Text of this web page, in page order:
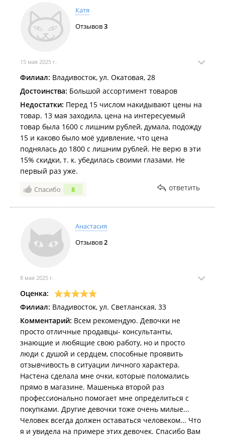
Катя
Отзывов3
15 мая 2025 г.
Филиал: Владивосток, ул. Окатовая, 28
Достоинства: Большой ассортимент товаров
Недостатки: Перед 15 числом накидывают цены на
товар. 13 мая заходила, цена на интересуемый
товар была 1600 с лишним рублей, думала, подожду
15 и каково было моё удивление, что цена
поднялась до 1800 с лишним рублей. Не верю в эти
15% скидки, т. к. убедилась своими глазами. Не
первый раз уже.
Спасибо 8 ответить
Анастасия
Отзывов2
8 мая 2025 г.
Оценка:
Филиал: Владивосток, ул. Светланская, 33
Комментарий: Всем рекомендую. Девочки не
просто отличные продавцы- консультанты,
знающие и любящие свою работу, но и просто
люди с душой и сердцем, способные проявить
отзывчивость в ситуации личного характера.
Настена сделала мне очки, которые поломались
прямо в магазине. Машенька второй раз
профессионально помогает мне определиться с
покупками. Другие девочки тоже очень милые...
Человек всегда должен оставаться человеком... Что
я и увидела на примере этих девочек. Спасибо Вам